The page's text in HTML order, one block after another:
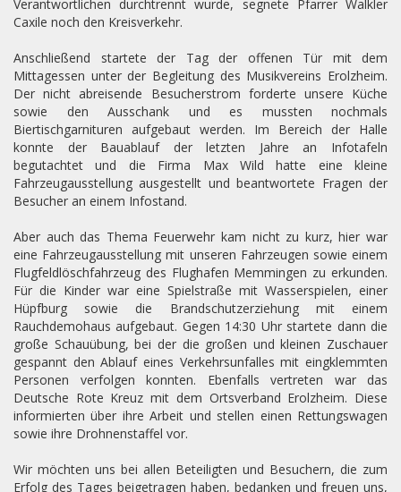
Verantwortlichen durchtrennt wurde, segnete Pfarrer Walkler
Caxile noch den Kreisverkehr.
Anschließend startete der Tag der offenen Tür mit dem
Mittagessen unter der Begleitung des Musikvereins Erolzheim.
Der nicht abreisende Besucherstrom forderte unsere Küche
sowie den Ausschank und es mussten nochmals
Biertischgarnituren aufgebaut werden. Im Bereich der Halle
konnte der Bauablauf der letzten Jahre an Infotafeln
begutachtet und die Firma Max Wild hatte eine kleine
Fahrzeugausstellung ausgestellt und beantwortete Fragen der
Besucher an einem Infostand.
Aber auch das Thema Feuerwehr kam nicht zu kurz, hier war
eine Fahrzeugausstellung mit unseren Fahrzeugen sowie einem
Flugfeldlöschfahrzeug des Flughafen Memmingen zu erkunden.
Für die Kinder war eine Spielstraße mit Wasserspielen, einer
Hüpfburg sowie die Brandschutzerziehung mit einem
Rauchdemohaus aufgebaut. Gegen 14:30 Uhr startete dann die
große Schauübung, bei der die großen und kleinen Zuschauer
gespannt den Ablauf eines Verkehrsunfalles mit eingklemmten
Personen verfolgen konnten. Ebenfalls vertreten war das
Deutsche Rote Kreuz mit dem Ortsverband Erolzheim. Diese
informierten über ihre Arbeit und stellen einen Rettungswagen
sowie ihre Drohnenstaffel vor.
Wir möchten uns bei allen Beteiligten und Besuchern, die zum
Erfolg des Tages beigetragen haben, bedanken und freuen uns,